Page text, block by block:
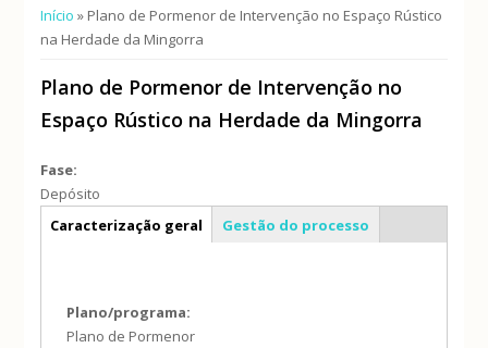
Está aqui
Início » Plano de Pormenor de Intervenção no Espaço Rústico
na Herdade da Mingorra
Plano de Pormenor de Intervenção no
Espaço Rústico na Herdade da Mingorra
Fase:
Depósito
Info geral
Caracterização geral Gestão do processo
Plano/programa:
Plano de Pormenor